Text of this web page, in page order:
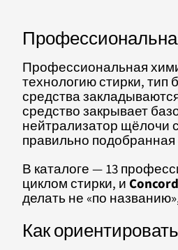
Профессиональная
технологию стирки,
средства
средство закрывает
нейтрализатор щёлочи
правильно
В каталоге — 13
циклом стирки, и
делать не «по
Как